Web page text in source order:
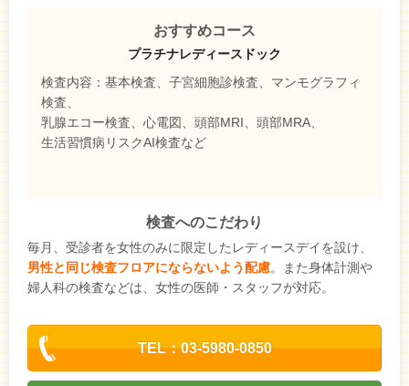
おすすめコース
プラチナレディースドック
検査内容：基本検査、子宮細胞診検査、マンモグラフィ
検査、
乳腺エコー検査、心電図、頭部MRI、頭部MRA、
生活習慣病リスクAI検査など
検査へのこだわり
毎月、受診者を女性のみに限定したレディースデイを設け、
男性と同じ検査フロアにならないよう配慮。また身体計測や
婦人科の検査などは、女性の医師・スタッフが対応。
TEL：03-5980-0850